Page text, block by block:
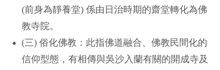
(前身為靜養堂) 係由日治時期的齋堂轉化為佛
教寺院。
(三) 俗化佛教：此指佛道融合、佛教民間化的
信仰型態，有相傳與吳沙入蘭有關的開成寺及